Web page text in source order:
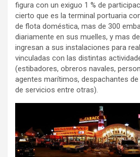
figura con un exiguo 1 % de
cierto que es la terminal portuaria
de flota doméstica, mas de 300
diariamente en sus muelles, y mas
ingresan a sus instalaciones para
vinculadas con las distintas
(estibadores, obreros navales,
agentes marítimos, despachantes
de servicios entre otras).